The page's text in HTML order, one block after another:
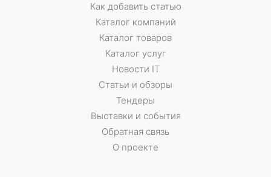
Как добавить статью
Каталог компаний
Каталог товаров
Каталог услуг
Новости IT
Статьи и обзоры
Тендеры
Выставки и события
Обратная связь
О проекте